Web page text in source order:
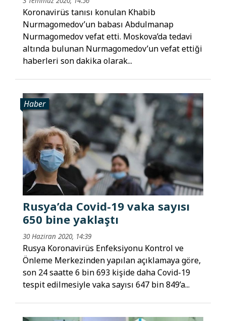
Koronavirüs tanısı konulan Khabib
Nurmagomedov’un babası Abdulmanap
Nurmagomedov vefat etti. Moskova’da tedavi
altında bulunan Nurmagomedov’un vefat ettiği
haberleri son dakika olarak...
Haber
Rusya’da Covid-19 vaka sayısı
650 bine yaklaştı
30 Haziran 2020, 14:39
Rusya Koronavirüs Enfeksiyonu Kontrol ve
Önleme Merkezinden yapılan açıklamaya göre,
son 24 saatte 6 bin 693 kişide daha Covid-19
tespit edilmesiyle vaka sayısı 647 bin 849’a...